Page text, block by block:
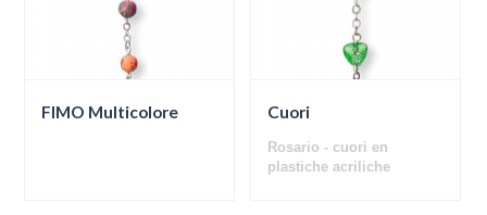
FIMO Multicolore Cuori
Rosario - cuori en
plastiche acriliche